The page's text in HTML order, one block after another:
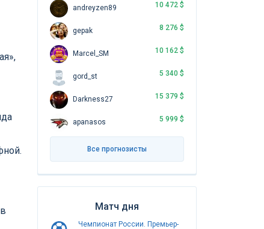
andreyzen89 10 472 $
gepak 8 276 $
Marcel_SM 10 162 $
gord_st 5 340 $
Darkness27 15 379 $
apanasos 5 999 $
Все прогнозисты
Матч дня
Чемпионат России. Премьер-